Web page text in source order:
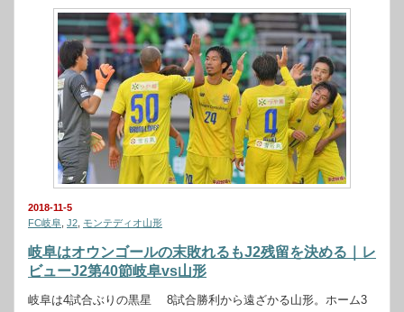
2018-11-5
FC岐阜 J2 モンテディオ山形
岐阜はオウンゴールの末敗れるもJ2残留を決める｜レ
ビューJ2第40節岐阜vs山形
岐阜は4試合ぶりの黒星 8試合勝利から遠ざかる山形。ホーム3